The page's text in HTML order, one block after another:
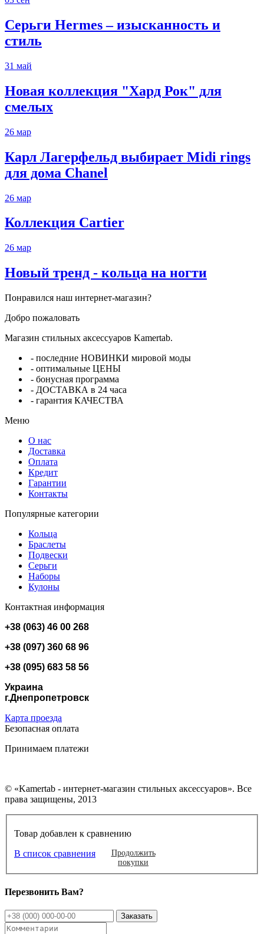
Серьги Hermes – изысканность и
стиль
31 май
Новая коллекция "Хард Рок" для
смелых
26 мар
Карл Лагерфельд выбирает Midi rings
для дома Chanel
26 мар
Коллекция Cartier
26 мар
Новый тренд - кольца на ногти
Понравился наш интернет-магазин?
Добро пожаловать
Магазин стильных аксессуаров Kamertab.
- последние НОВИНКИ мировой моды
- оптимальные ЦЕНЫ
- бонусная программа
- ДОСТАВКА в 24 часа
- гарантия КАЧЕСТВА
Меню
О нас
Доставка
Оплата
Кредит
Гарантии
Контакты
Популярные категории
Кольца
Браслеты
Подвески
Серьги
Наборы
Кулоны
Контактная информация
+38 (063) 46 00 268
+38 (097) 360 68 96
+38 (095) 683 58 56
Украина
г.Днепропетровск
Карта проезда
Безопасная оплата
Принимаем платежи
© «Kamertab - интернет-магазин стильных аксессуаров». Все
права защищены, 2013
Товар добавлен к сравнению
В список сравнения
Продолжить
покупки
Перезвонить Вам?